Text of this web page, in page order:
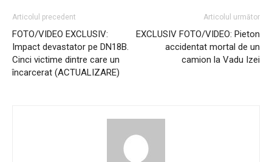
Articolul precedent
FOTO/VIDEO EXCLUSIV:
Impact devastator pe DN18B.
Cinci victime dintre care un
încarcerat (ACTUALIZARE)
Articolul următor
EXCLUSIV FOTO/VIDEO: Pieton
accidentat mortal de un
camion la Vadu Izei